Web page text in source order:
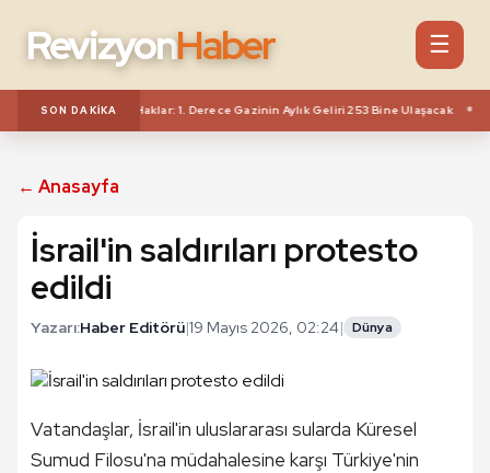
RevizyonHaber ☰
SON DAKIKA
Ve Gazilere Yeni Haklar: 1. Derece Gazinin Aylık Geliri 253 Bine Ulaşacak ***
← Anasayfa
İsrail'in saldırıları protesto
edildi
Yazarı:Haber Editörü|19 Mayıs 2026, 02:24| Dünya
Vatandaşlar, İsrail'in uluslararası sularda Küresel
Sumud Filosu'na müdahalesine karşı Türkiye'nin